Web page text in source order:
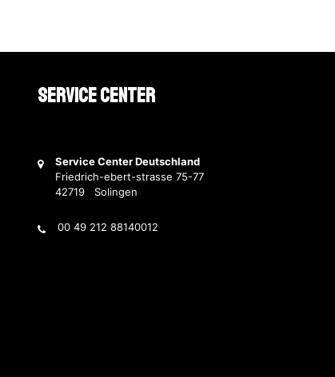
Service Center
Service Center Deutschland
Friedrich-ebert-strasse 75-77
42719 Solingen
00 49 212 88140012